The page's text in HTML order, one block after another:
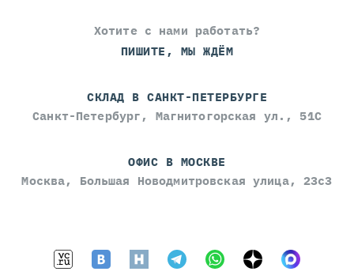
Хотите с нами работать?
ПИШИТЕ, МЫ ЖДЁМ
СКЛАД В САНКТ-ПЕТЕРБУРГЕ
Санкт-Петербург, Магнитогорская ул., 51С
ОФИС В МОСКВЕ
Москва, Большая Новодмитровская улица, 23с3